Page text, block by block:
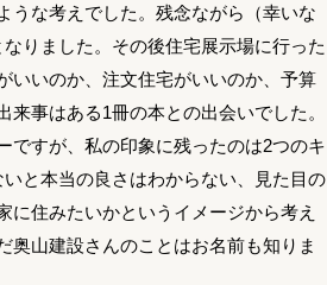
うな考えでした。残念ながら（幸いな
りました。その後住宅展示場に行った
いいのか、注文住宅がいいのか、予算
事はある1冊の本との出会いでした。
ですが、私の印象に残ったのは2つのキ
と本当の良さはわからない、見た目の
住みたいかというイメージから考え
奥山建設さんのことはお名前も知りま